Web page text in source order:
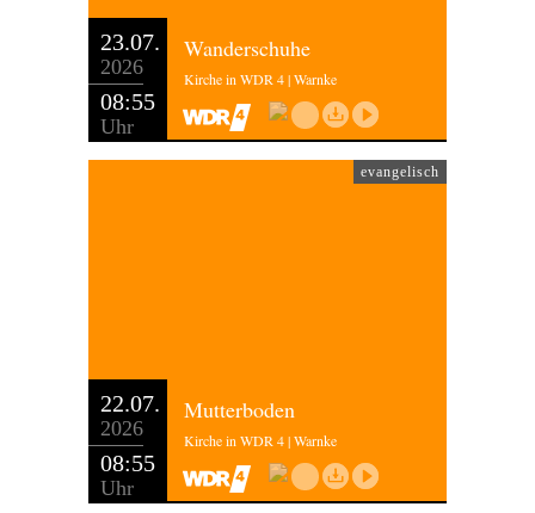
23.07.
2026
08:55
Uhr
Wanderschuhe
Kirche in WDR 4 | Warnke
evangelisch
22.07.
2026
08:55
Uhr
Mutterboden
Kirche in WDR 4 | Warnke